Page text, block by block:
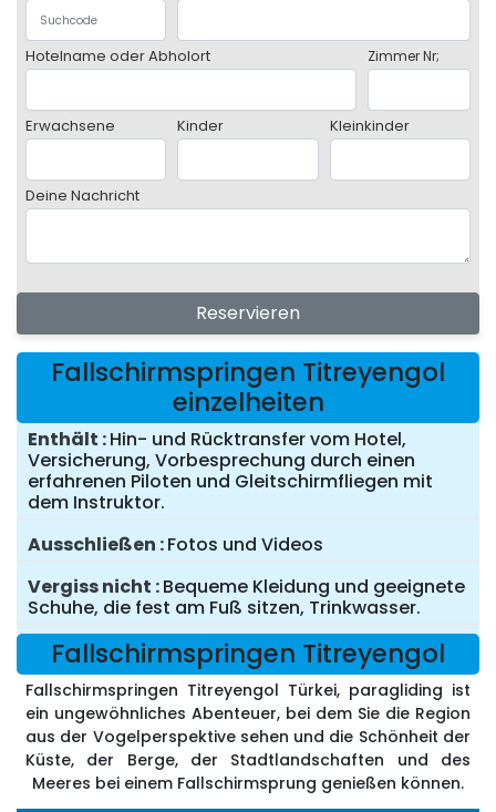
Hotelname oder Abholort Zimmer Nr;
Erwachsene Kinder Kleinkinder
Deine Nachricht
Reservieren
Fallschirmspringen Titreyengol
einzelheiten
Enthält Hin- und Rücktransfer vom Hotel,
Versicherung, Vorbesprechung durch einen
erfahrenen Piloten und Gleitschirmfliegen mit
dem Instruktor.
Ausschließen Fotos und Videos
Vergiss nicht Bequeme Kleidung und geeignete
Schuhe, die fest am Fuß sitzen, Trinkwasser.
Fallschirmspringen Titreyengol
Fallschirmspringen Titreyengol Türkei, paragliding ist
ein ungewöhnliches Abenteuer, bei dem Sie die Region
aus der Vogelperspektive sehen und die Schönheit der
Küste, der Berge, der Stadtlandschaften und des
Meeres bei einem Fallschirmsprung genießen können.